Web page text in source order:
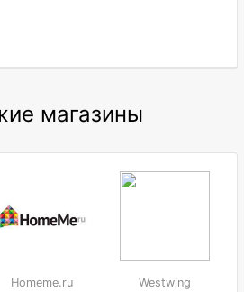
магазины
Homeme.ru Westwing